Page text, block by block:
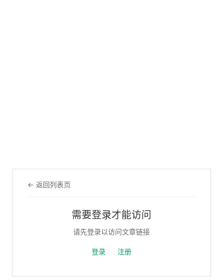
← 返回列表页
需要登录才能访问
请先登录以访问文章链接
登录 注册